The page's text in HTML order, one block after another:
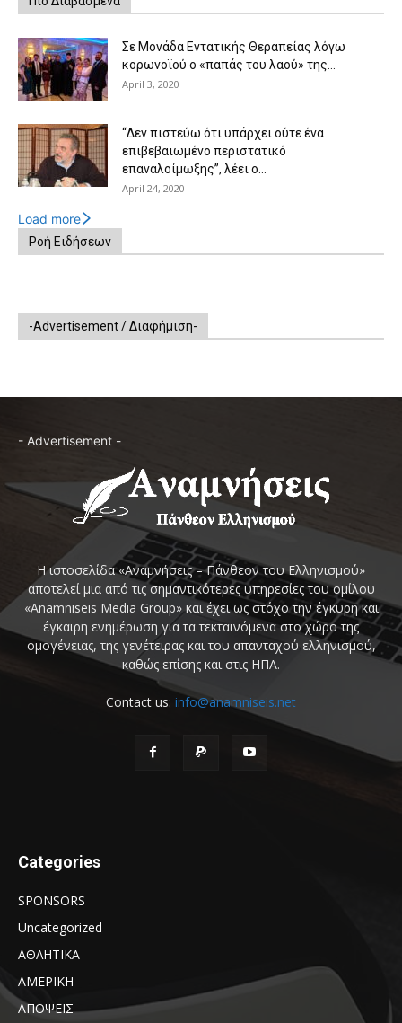
Σε Μονάδα Εντατικής Θεραπείας λόγω
κορωνοϊού ο «παπάς του λαού» της...
April 3, 2020
“Δεν πιστεύω ότι υπάρχει ούτε ένα
επιβεβαιωμένο περιστατικό
επαναλοίμωξης”, λέει ο...
April 24, 2020
Load more
Ροή Ειδήσεων
-Advertisement / Διαφήμιση-
- Advertisement -
Η ιστοσελίδα «Αναμνήσεις – Πάνθεον του Ελληνισμού»
αποτελεί μια από τις σημαντικότερες υπηρεσίες του ομίλου
«Anamniseis Media Group» και έχει ως στόχο την έγκυρη και
έγκαιρη ενημέρωση για τα τεκταινόμενα στο χώρο της
ομογένειας, της γενέτειρας και του απανταχού ελληνισμού,
καθώς επίσης και στις ΗΠΑ.
Contact us: info@anamniseis.net
Categories
SPONSORS
Uncategorized
ΑΘΛΗΤΙΚΑ
ΑΜΕΡΙΚΗ
ΑΠΟΨΕΙΣ